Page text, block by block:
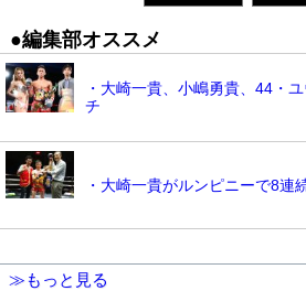
●編集部オススメ
・大崎一貴、小嶋勇貴、44・
チ
・大崎一貴がルンピニーで8連
≫もっと見る